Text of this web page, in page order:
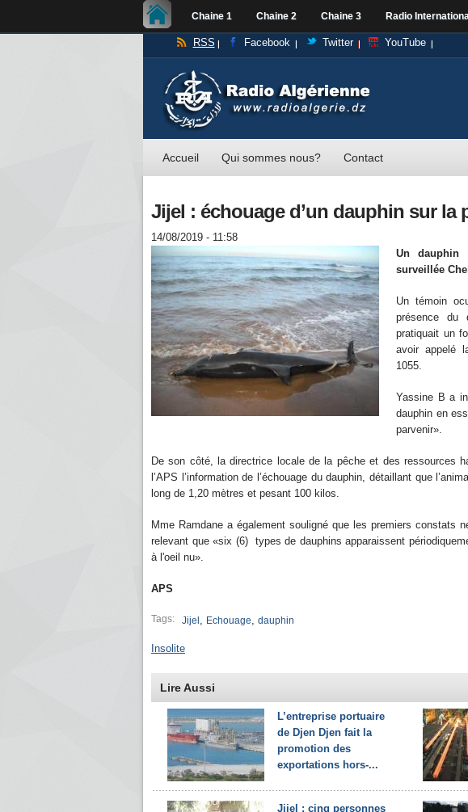
Chaine 1 Chaine 2 Chaine 3 Radio
RSS Facebook Twitter YouTube
Accueil Qui sommes nous? Contact
Jijel : échouage d’un dauphin sur la
14/08/2019 - 11:58
Un dauphin
surveillée
Un témoin
présence du
pratiquait un
avoir appelé
1055.
Yassine B a
dauphin en
parvenir».
De son côté, la directrice locale de la pêche et des ressources
l’APS l’information de l’échouage du dauphin, détaillant que
long de 1,20 mètres et pesant 100 kilos.
Mme Ramdane a également souligné que les premiers constats
relevant que «six (6) types de dauphins apparaissent
à l'oeil nu».
APS
Tags: Jijel , Echouage, dauphin
Insolite
Lire Aussi
L’entreprise portuaire
de Djen Djen fait la
promotion des
exportations hors-...
Jijel : cinq personnes